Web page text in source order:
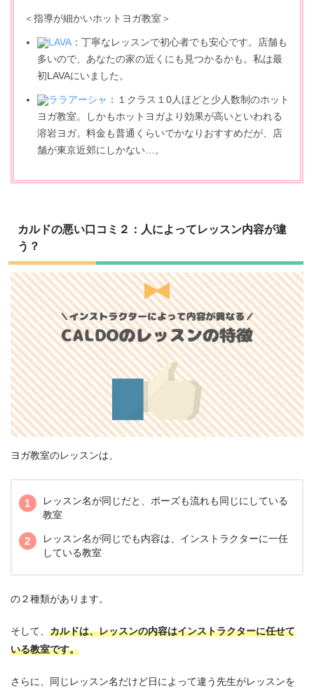
＜指導が細かいホットヨガ教室＞
LAVA：丁寧なレッスンで初心者でも安心です。店舗も
多いので、あなたの家の近くにも見つかるかも。私は最
初LAVAにいました。
ララアーシャ ：１クラス１0人ほどと少人数制のホット
ヨガ教室。しかもホットヨガより効果が高いといわれる
溶岩ヨガ。料金も普通くらいでかなりおすすめだが、店
舗が東京近郊にしかない…。
カルドの悪い口コミ２：人によってレッスン内容が違
う？
ヨガ教室のレッスンは、
レッスン名が同じだと、ポーズも流れも同じにしている
教室
レッスン名が同じでも内容は、インストラクターに一任
している教室
の２種類があります。
そして、 カルドは、レッスンの内容はインストラクターに任せて
いる教室です。
さらに、同じレッスン名だけど日によって違う先生がレッスンを